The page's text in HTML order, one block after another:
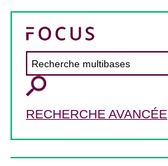
RECHERCHE AVANCÉE